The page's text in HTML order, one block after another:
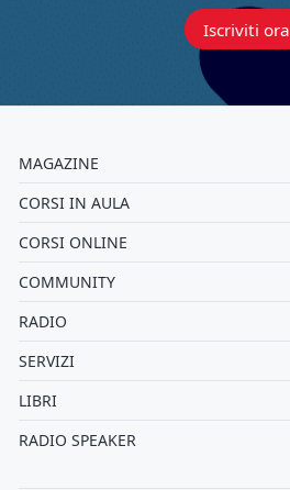
Iscriviti ora
MAGAZINE
CORSI IN AULA
CORSI ONLINE
COMMUNITY
RADIO
SERVIZI
LIBRI
RADIO SPEAKER